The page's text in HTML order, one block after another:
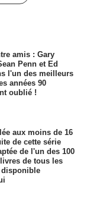
amis : Gary
Penn et Ed
l'un des meilleurs
années 90
oublié !
aux moins de 16
de cette série
de l'un des 100
de tous les
disponible